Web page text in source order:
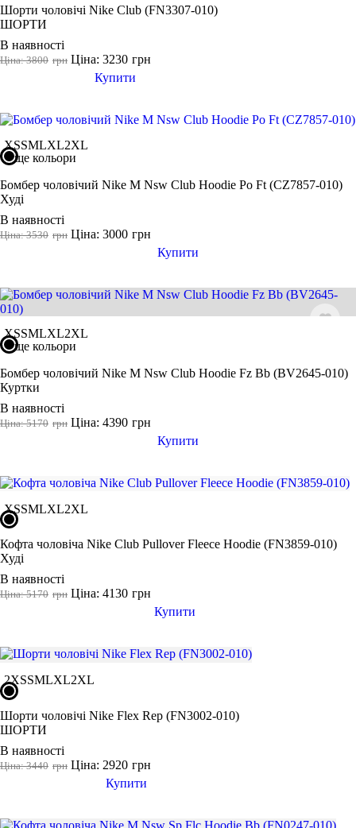
Шорти чоловічі Nike Club (FN3307-010)
ШОРТИ
В наявності
грн
Ціна: 3800 грн
Ціна: 3230
Купити
XSSMLXL2XL
ще кольори
Бомбер чоловічий Nike M Nsw Club Hoodie Po Ft (CZ7857-010)
Худі
В наявності
грн
Ціна: 3530 грн
Ціна: 3000
Купити
XSSMLXL2XL
ще кольори
Бомбер чоловічий Nike M Nsw Club Hoodie Fz Bb (BV2645-010)
Куртки
В наявності
грн
Ціна: 5170 грн
Ціна: 4390
Купити
XSSMLXL2XL
Кофта чоловіча Nike Club Pullover Fleece Hoodie (FN3859-010)
Худі
В наявності
грн
Ціна: 5170 грн
Ціна: 4130
Купити
2XSSMLXL2XL
Шорти чоловічі Nike Flex Rep (FN3002-010)
ШОРТИ
В наявності
грн
Ціна: 3440 грн
Ціна: 2920
Купити